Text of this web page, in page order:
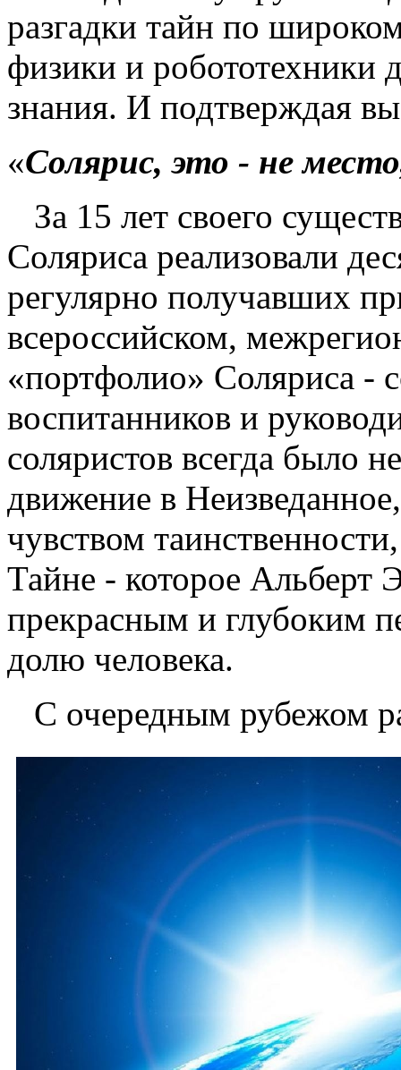
разгадки тайн по
физики и робототехники
знания. И подтверждая
«Солярис, это - не
За 15 лет своего
Соляриса реализовали
регулярно получавших
всероссийском,
«портфолио» Соляриса -
воспитанников и
соляристов всегда было
движение в
чувством
Тайне - которое Альберт
прекрасным и глубоким
долю человека.
С очередным рубежом